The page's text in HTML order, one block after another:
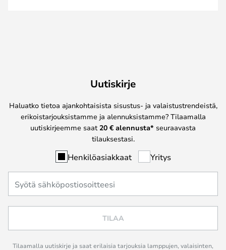
Uutiskirje
Haluatko tietoa ajankohtaisista sisustus- ja valaistustrendeistä,
erikoistarjouksistamme ja alennuksistamme? Tilaamalla
uutiskirjeemme saat 20 € alennusta* seuraavasta
tilauksestasi.
Henkilöasiakkaat Yritys
TILAA
Tilaamalla uutiskirje ja saat erilaisia tarjouksia lamppujen, valaisinten,